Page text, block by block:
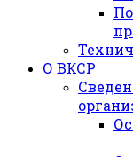
О ВКСР